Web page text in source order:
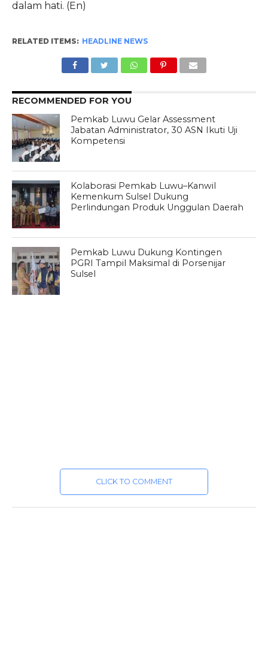
dalam hati. (En)
RELATED ITEMS: HEADLINE NEWS
RECOMMENDED FOR YOU
Pemkab Luwu Gelar Assessment
Jabatan Administrator, 30 ASN Ikuti Uji
Kompetensi
Kolaborasi Pemkab Luwu–Kanwil
Kemenkum Sulsel Dukung
Perlindungan Produk Unggulan Daerah
Pemkab Luwu Dukung Kontingen
PGRI Tampil Maksimal di Porsenijar
Sulsel
CLICK TO COMMENT